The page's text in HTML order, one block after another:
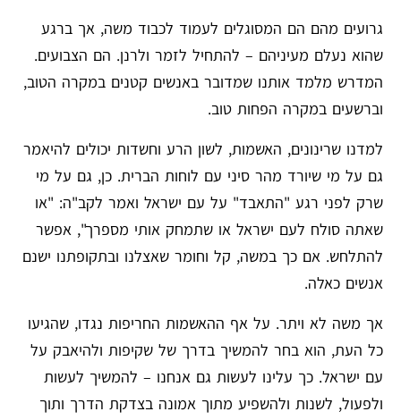
גרועים מהם הם המסוגלים לעמוד לכבוד משה, אך ברגע
שהוא נעלם מעיניהם – להתחיל לזמר ולרנן. הם הצבועים.
המדרש מלמד אותנו שמדובר באנשים קטנים במקרה הטוב,
וברשעים במקרה הפחות טוב.
למדנו שרינונים, האשמות, לשון הרע וחשדות יכולים להיאמר
גם על מי שיורד מהר סיני עם לוחות הברית. כן, גם על מי
שרק לפני רגע "התאבד" על עם ישראל ואמר לקב"ה: "או
שאתה סולח לעם ישראל או שתמחק אותי מספרך", אפשר
להתלחש. אם כך במשה, קל וחומר שאצלנו ובתקופתנו ישנם
אנשים כאלה.
אך משה לא ויתר. על אף ההאשמות החריפות נגדו, שהגיעו
כל העת, הוא בחר להמשיך בדרך של שקיפות ולהיאבק על
עם ישראל. כך עלינו לעשות גם אנחנו – להמשיך לעשות
ולפעול, לשנות ולהשפיע מתוך אמונה בצדקת הדרך ותוך